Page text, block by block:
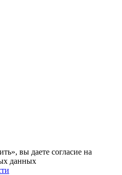
вы даете согласие на
данных